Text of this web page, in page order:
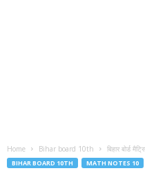
Home Bihar board 10th बिहार बोर्ड
BIHAR BOARD 10TH MATH NOTES 10